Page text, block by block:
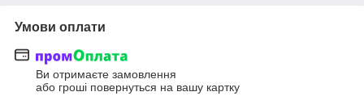
Умови оплати
Ви отримаєте замовлення
або гроші повернуться на вашу картку